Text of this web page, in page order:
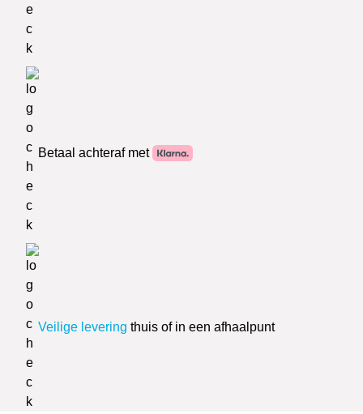
Betaal achteraf met
Veilige levering thuis of in een afhaalpunt